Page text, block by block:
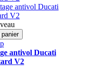
antivol Ducati
V2